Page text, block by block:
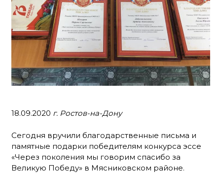
18.09.2020 г. Ростов-на-Дону
Сегодня вручили благодарственные письма и
памятные подарки победителям конкурса эссе
«Через поколения мы говорим спасибо за
Великую Победу» в Мясниковском районе.